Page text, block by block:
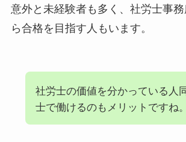
意外と未経験者も多く、社労士事
ら合格を目指す人もいます。
社労士の価値を分かっている人
士で働けるのもメリットですね。